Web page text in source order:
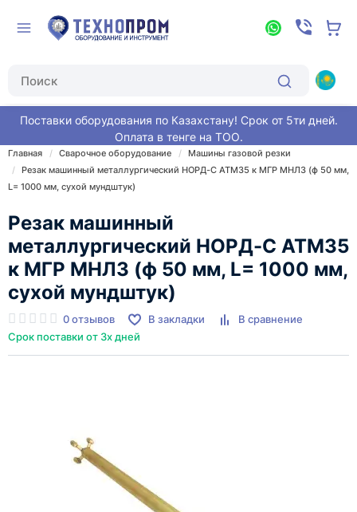
Поставки оборудования по Казахстану! Срок от 5ти дней.
Оплата в тенге на ТОО.
Главная Сварочное оборудование
Машины газовой резки
Резак машинный металлургический НОРД-С АТМ35 к МГР МНЛЗ (ф 50 мм,
L= 1000 мм, сухой мундштук)
Резак машинный
металлургический НОРД-С АТМ35
к МГР МНЛЗ (ф 50 мм, L= 1000 мм,
сухой мундштук)
0 отзывов В закладки
В сравнение
Срок поставки от 3х дней